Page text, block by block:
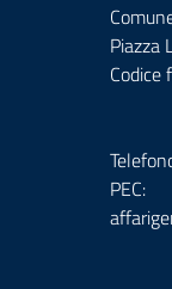
Piazza
PEC: